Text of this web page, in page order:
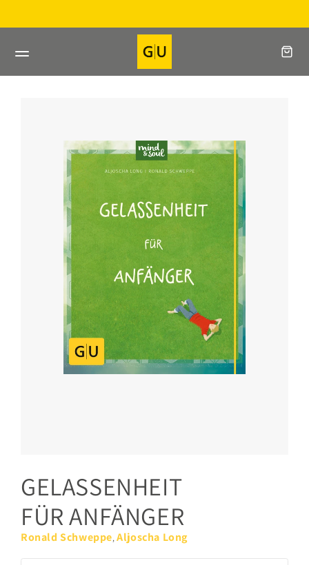
Inhalt
GELASSENHEIT
FÜR ANFÄNGER
Ronald Schweppe,Aljoscha Long